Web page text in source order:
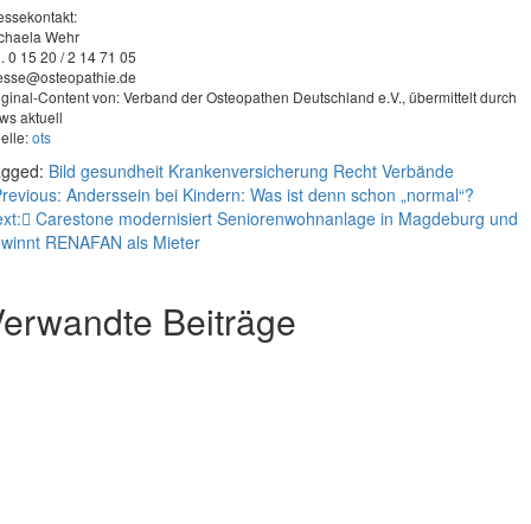
Wehr
0 15 20 / 2 14 71 05
Content von: Verband der Osteopathen Deutschland e.V., übermittelt durch
aktuell
ots
Bild gesundheit Krankenversicherung Recht Verbände
Anderssein bei Kindern: Was ist denn schon „normal“?
Carestone modernisiert Seniorenwohnanlage in Magdeburg und
RENAFAN als Mieter
Beiträge